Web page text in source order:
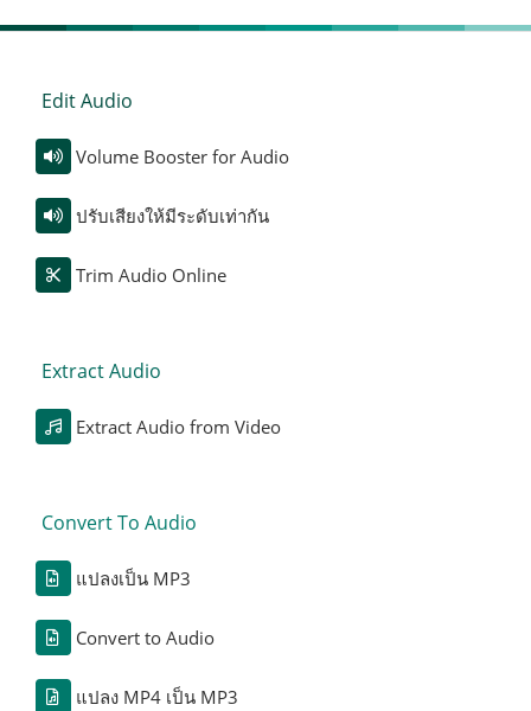
Edit Audio
Volume Booster for Audio
ปรับเสียงให้มีระดับเท่ากัน
Trim Audio Online
Extract Audio
Extract Audio from Video
Convert To Audio
แปลงเป็น MP3
Convert to Audio
แปลง MP4 เป็น MP3